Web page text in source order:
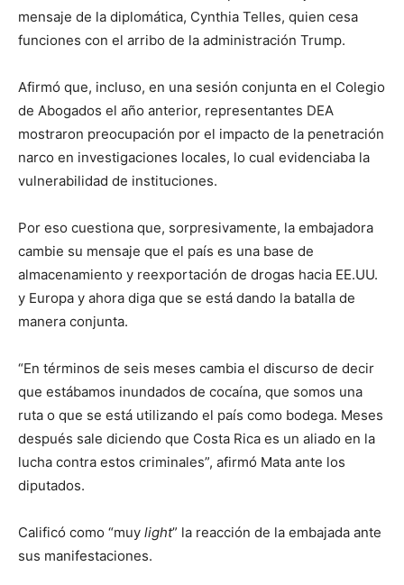
mensaje de la diplomática, Cynthia Telles, quien cesa
funciones con el arribo de la administración Trump.
Afirmó que, incluso, en una sesión conjunta en el Colegio
de Abogados el año anterior, representantes DEA
mostraron preocupación por el impacto de la penetración
narco en investigaciones locales, lo cual evidenciaba la
vulnerabilidad de instituciones.
Por eso cuestiona que, sorpresivamente, la embajadora
cambie su mensaje que el país es una base de
almacenamiento y reexportación de drogas hacia EE.UU.
y Europa y ahora diga que se está dando la batalla de
manera conjunta.
“En términos de seis meses cambia el discurso de decir
que estábamos inundados de cocaína, que somos una
ruta o que se está utilizando el país como bodega. Meses
después sale diciendo que Costa Rica es un aliado en la
lucha contra estos criminales”, afirmó Mata ante los
diputados.
Calificó como “muy light” la reacción de la embajada ante
sus manifestaciones.